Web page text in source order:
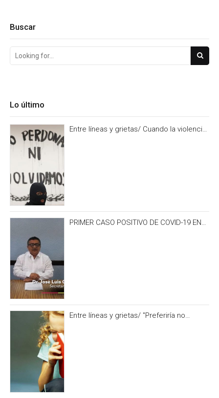
Buscar
Lo último
Entre líneas y grietas/ Cuando la violencia
PRIMER CASO POSITIVO DE COVID-19 EN
Entre líneas y grietas/ "Preferiría no